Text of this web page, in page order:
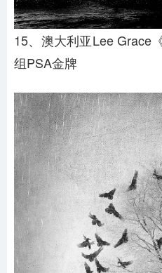
15、澳大利亚Lee Grace
组PSA金牌